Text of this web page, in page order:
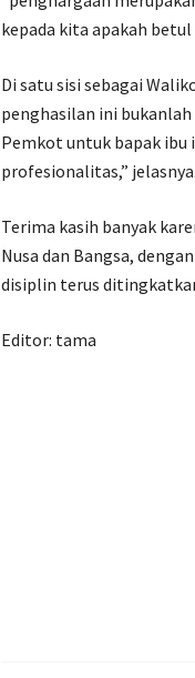
kepada kita apakah
Di satu sisi sebagai
penghasilan ini bukanlah
Pemkot untuk bapak ibu
profesionalitas,” jelasnya.
Terima kasih banyak
Nusa dan Bangsa,
disiplin terus
Editor: tama